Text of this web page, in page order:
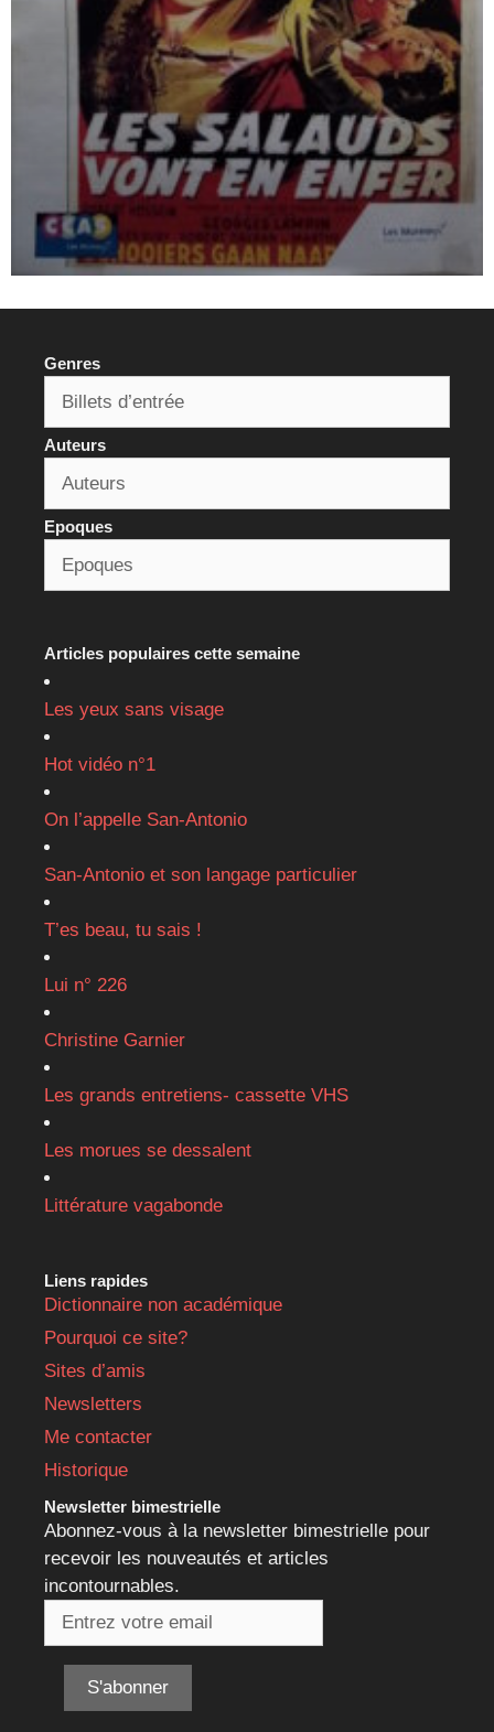
Genres
Auteurs
Epoques
Articles populaires cette semaine
Les yeux sans visage
Hot vidéo n°1
On l’appelle San-Antonio
San-Antonio et son langage particulier
T’es beau, tu sais !
Lui n° 226
Christine Garnier
Les grands entretiens- cassette VHS
Les morues se dessalent
Littérature vagabonde
Liens rapides
Dictionnaire non académique
Pourquoi ce site?
Sites d’amis
Newsletters
Me contacter
Historique
Newsletter bimestrielle
Abonnez-vous à la newsletter bimestrielle pour
recevoir les nouveautés et articles
incontournables.